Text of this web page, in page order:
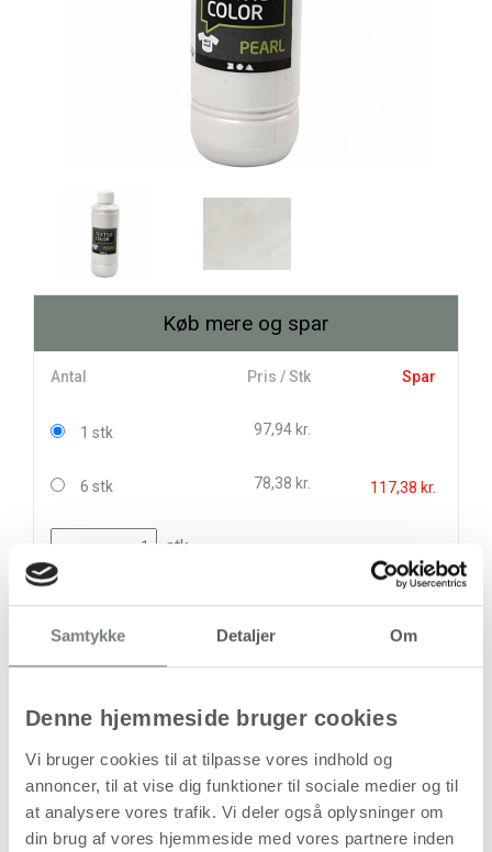
Samtykke Detaljer Om
Denne hjemmeside bruger cookies
Vi bruger cookies til at tilpasse vores indhold og
annoncer, til at vise dig funktioner til sociale medier og til
at analysere vores trafik. Vi deler også oplysninger om
din brug af vores hjemmeside med vores partnere inden
Køb mere og spar
Antal Pris / Stk Spar
1 stk 97,94 kr.
6 stk 78,38 kr. 117,38 kr.
stk
Leveringsomkostninger
når vi har bekræftet din ordre.